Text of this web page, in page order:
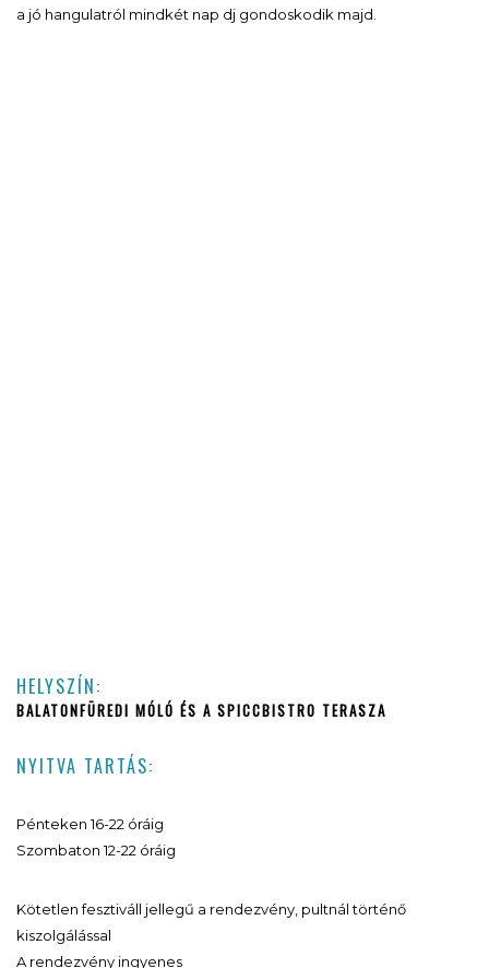
a jó hangulatról mindkét nap dj gondoskodik majd.
HELYSZÍN:
BALATONFÜREDI MÓLÓ ÉS A SPICCBISTRO TERASZA
NYITVA TARTÁS:
Pénteken 16-22 óráig
Szombaton 12-22 óráig
Kötetlen fesztiváll jellegű a rendezvény, pultnál történő
kiszolgálással
A rendezvény ingyenes